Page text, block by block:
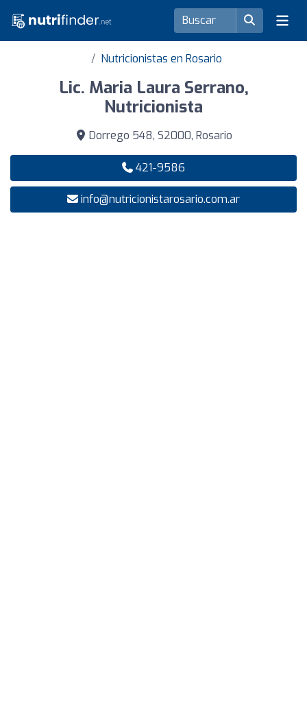
Nutricionistas en Rosario
Lic. Maria Laura Serrano,
Nutricionista
Dorrego 548, S2000, Rosario
421-9586
info@nutricionistarosario.com.ar